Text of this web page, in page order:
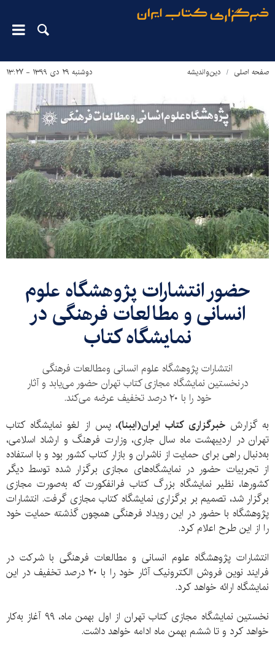
صفحه اصلی دین‌واندیشه دوشنبه ۲۹ دی ۱۳۹۹ - ۱۳:۲۷
حضور انتشارات پژوهشگاه علوم
انسانی و مطالعات فرهنگی در
نمایشگاه کتاب
انتشارات پژوهشگاه علوم انسانی ومطالعات فرهنگی
درنخستین نمایشگاه مجازی کتاب تهران حضور می‌یابد و آثار
خود را با ۲۰ درصد تخفیف عرضه می‌کند.
به گزارشخبرگزاری کتاب ایران(ایبنا)،پس از لغو نمایشگاه کتاب
تهران در اردیبهشت ماه سال جاری، وزارت فرهنگ و ارشاد اسلامی،
به‌دنبال راهی برای حمایت از ناشران و بازار کتاب کشور بود و با استفاده
از تجربیات حضور در نمایشگاه‌های مجازی برگزار شده توسط دیگر
کشورها، نظیر نمایشگاه بزرگ کتاب فرانفکورت که به‌صورت مجازی
برگزار شد، تصمیم بر برگزاری نمایشگاه کتاب مجازی گرفت. انتشارات
پژوهشگاه با حضور در این رویداد فرهنگی همچون گذشته حمایت خود
را از این طرح اعلام کرد.
انتشارات پژوهشگاه علوم انسانی و مطالعات فرهنگی با شرکت در
فرایند نوین فروش الکترونیک آثار خود را با ۲۰ درصد تخفیف در این
نمایشگاه ارائه خواهد کرد.
نخستین نمایشگاه مجازی کتاب تهران از اول بهمن ماه، ۹۹ آغاز به‌کار
خواهد کرد و تا ششم بهمن ماه ادامه خواهد داشت.